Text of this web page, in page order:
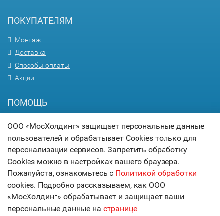
ПОКУПАТЕЛЯМ
Монтаж
Доставка
Способы оплаты
Акции
ПОМОЩЬ
Вопрос-ответ
Статьи
Карта сайта
© 2017 МОСХОЛДИНГ
технологии комфорта
ООО «МосХолдинг» защищает персональные данные
пользователей и обрабатывает Cookies только для
персонализации сервисов. Запретить обработку
Cookies можно в настройках вашего браузера.
Пожалуйста, ознакомьтесь с Политикой обработки
cookies. Подробно рассказываем, как ООО
«МосХолдинг» обрабатывает и защищает ваши
персональные данные на странице.